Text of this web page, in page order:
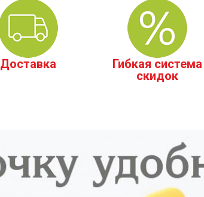
Доставка
Гибкая система
скидок